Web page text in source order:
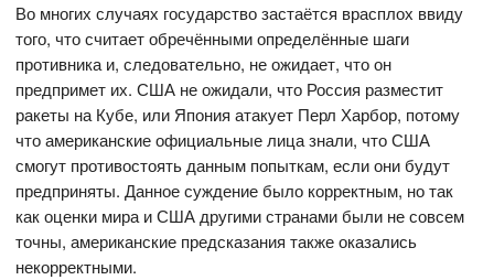
Во многих случаях государство застаётся врасплох ввиду
того, что считает обречёнными определённые шаги
противника и, следовательно, не ожидает, что он
предпримет их. США не ожидали, что Россия разместит
ракеты на Кубе, или Япония атакует Перл Харбор, потому
что американские официальные лица знали, что США
смогут противостоять данным попыткам, если они будут
предприняты. Данное суждение было корректным, но так
как оценки мира и США другими странами были не совсем
точны, американские предсказания также оказались
некорректными.